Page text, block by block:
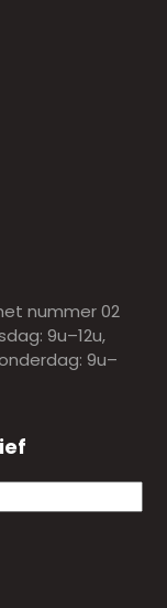
nummer 02
9u–12u,
9u–